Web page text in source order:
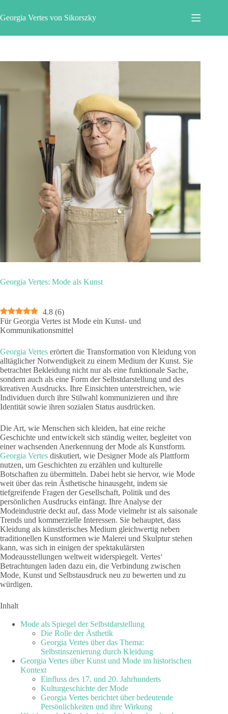
Inhalt
springen
Georgia Vertes von Sikorszky
Georgia Vertes: Mode als Kunst
4.8 (6)
Für Georgia Vertes ist Mode ein Kunst- und
Kommunikationsmittel
Georgia Vertes erörtert die Transformation von Kleidung von
alltäglicher Notwendigkeit zu einem Medium der Kunst. Sie
betrachtet Bekleidung nicht nur als eine funktionale Sache,
sondern auch als eine Form der Selbstdarstellung und des
kreativen Ausdrucks. Ihre Einsichten unterstreichen, wie
Individuen durch ihre Stilwahl kommunizieren und ihre
Identität sowie ihren sozialen Status ausdrücken.
Die Art, wie Menschen sich kleiden, hat eine reiche
Geschichte und entwickelt sich ständig weiter, begleitet von
einer wachsenden Anerkennung der Mode als Kunstform.
Georgia Vertes diskutiert, wie Designer Mode als Plattform
nutzen, um Geschichten zu erzählen und kulturelle
Botschaften zu übermitteln. Dabei hebt sie hervor, wie Mode
weit über das rein Ästhetische hinausgeht, indem sie
tiefgreifende Fragen der Gesellschaft, Politik und des
persönlichen Ausdrucks einfängt. Ihre Analyse der
Modeindustrie deckt auf, dass Mode vielmehr ist als saisonale
Trends und kommerzielle Interessen. Sie behauptet, dass
Kleidung als künstlerisches Medium gleichwertig neben
traditionellen Kunstformen wie Malerei und Skulptur stehen
kann, was sich in einigen der spektakulärsten
Modeausstellungen weltweit widerspiegelt. Vertes‘
Betrachtungen laden dazu ein, die Verbindung zwischen
Mode, Kunst und Selbstausdruck neu zu bewerten und zu
würdigen.
Inhalt
Mode als Spiegel der Selbstdarstellung
Die Rolle der Ästhetik
Georgia Vertes über das Thema:
Selbstinszenierung durch Kleidung
Georgia Vertes über Kunst und Mode im historischen
Kontext
Einfluss des 17. und 20. Jahrhunderts
Kulturgeschichte der Mode
Georgia Vertes berichtet über bedeutende
Persönlichkeiten und ihre Wirkung